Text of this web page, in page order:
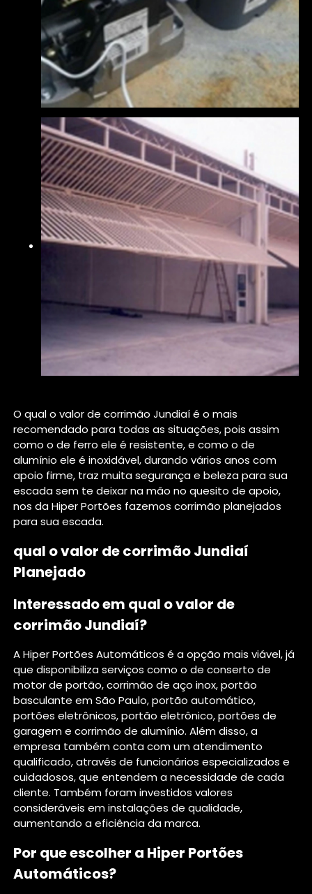
O qual o valor de corrimão Jundiaí é o mais
recomendado para todas as situações, pois assim
como o de ferro ele é resistente, e como o de
alumínio ele é inoxidável, durando vários anos com
apoio firme, traz muita segurança e beleza para sua
escada sem te deixar na mão no quesito de apoio,
nos da Hiper Portões fazemos corrimão planejados
para sua escada.
qual o valor de corrimão Jundiaí
Planejado
Interessado em qual o valor de
corrimão Jundiaí?
A Hiper Portões Automáticos é a opção mais viável, já
que disponibiliza serviços como o de conserto de
motor de portão, corrimão de aço inox, portão
basculante em São Paulo, portão automático,
portões eletrônicos, portão eletrônico, portões de
garagem e corrimão de alumínio. Além disso, a
empresa também conta com um atendimento
qualificado, através de funcionários especializados e
cuidadosos, que entendem a necessidade de cada
cliente. Também foram investidos valores
consideráveis em instalações de qualidade,
aumentando a eficiência da marca.
Por que escolher a Hiper Portões
Automáticos?